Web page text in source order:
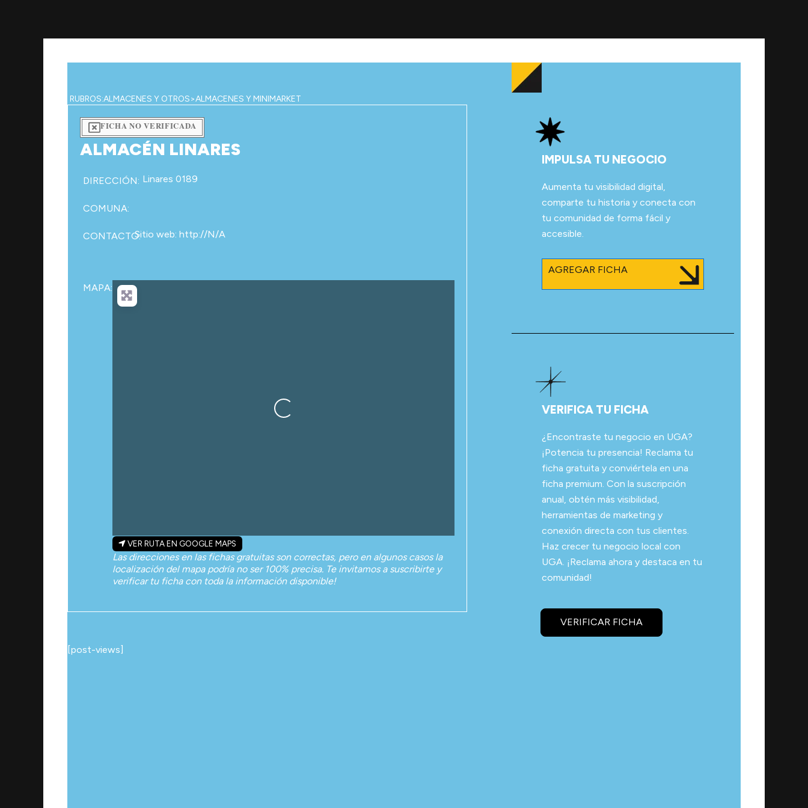
contenido
RUBROS:ALMACENES Y OTROS>ALMACENES Y MINIMARKET
FICHA NO VERIFICADA
ALMACÉN LINARES
DIRECCIÓN: Linares 0189
COMUNA:
CONTACTO:Sitio web: http://N/A
MAPA:
Cargando…
VER RUTA EN GOOGLE MAPS
Las direcciones en las fichas gratuitas son correctas, pero en algunos casos la
localización del mapa podría no ser 100% precisa. Te invitamos a suscribirte y
verificar tu ficha con toda la información disponible!
[post-views]
IMPULSA TU NEGOCIO
Aumenta tu visibilidad digital,
comparte tu historia y conecta con
tu comunidad de forma fácil y
accesible.
AGREGAR FICHA
VERIFICA TU FICHA
¿Encontraste tu negocio en UGA?
¡Potencia tu presencia! Reclama tu
ficha gratuita y conviértela en una
ficha premium. Con la suscripción
anual, obtén más visibilidad,
herramientas de marketing y
conexión directa con tus clientes.
Haz crecer tu negocio local con
UGA. ¡Reclama ahora y destaca en tu
comunidad!
VERIFICAR FICHA